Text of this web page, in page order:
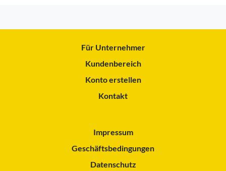
Für Unternehmer
Kundenbereich
Konto erstellen
Kontakt
Impressum
Geschäftsbedingungen
Datenschutz